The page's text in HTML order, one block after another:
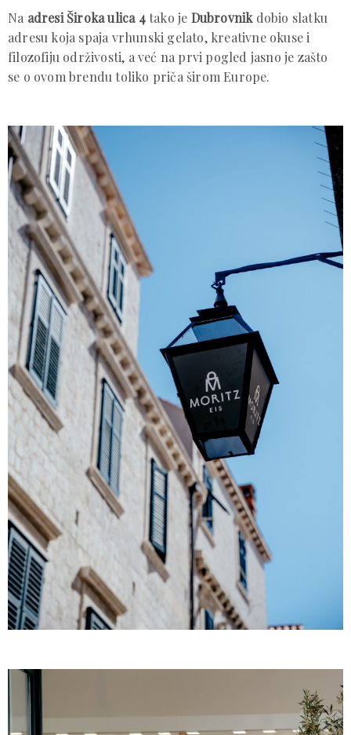
Na adresi Široka ulica 4tako je Dubrovnik dobio slatku
adresu koja spaja vrhunski gelato, kreativne okuse i
filozofiju održivosti, a već na prvi pogled jasno je zašto
se o ovom brendu toliko priča širom Europe.